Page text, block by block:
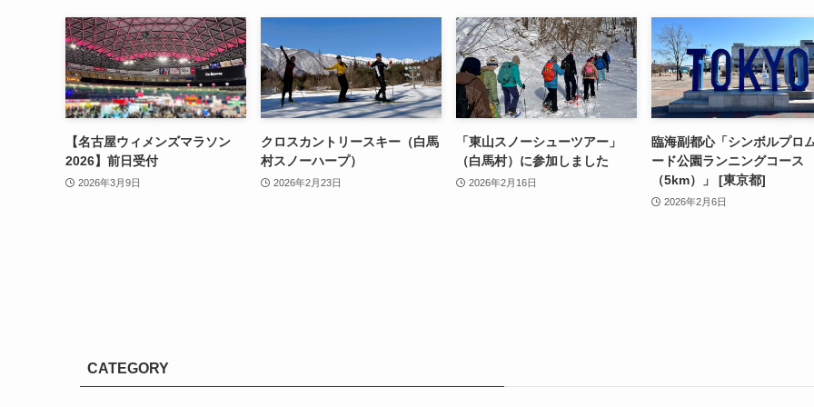
【名古屋ウィメンズマラソン
2026】前日受付
2026年3月9日
クロスカントリースキー（白馬
村スノーハープ）
2026年2月23日
「東山スノーシューツアー」
（白馬村）に参加しました
2026年2月16日
臨海副都心「シンボルプロ
ード公園ランニングコース
（5km）」 [東京都]
2026年2月6日
CATEGORY